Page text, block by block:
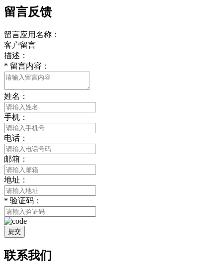
留言反馈
留言应用名称：
客户留言
描述：
* 留言内容：
姓名：
手机：
电话：
邮箱：
地址：
* 验证码：
提交
联系我们